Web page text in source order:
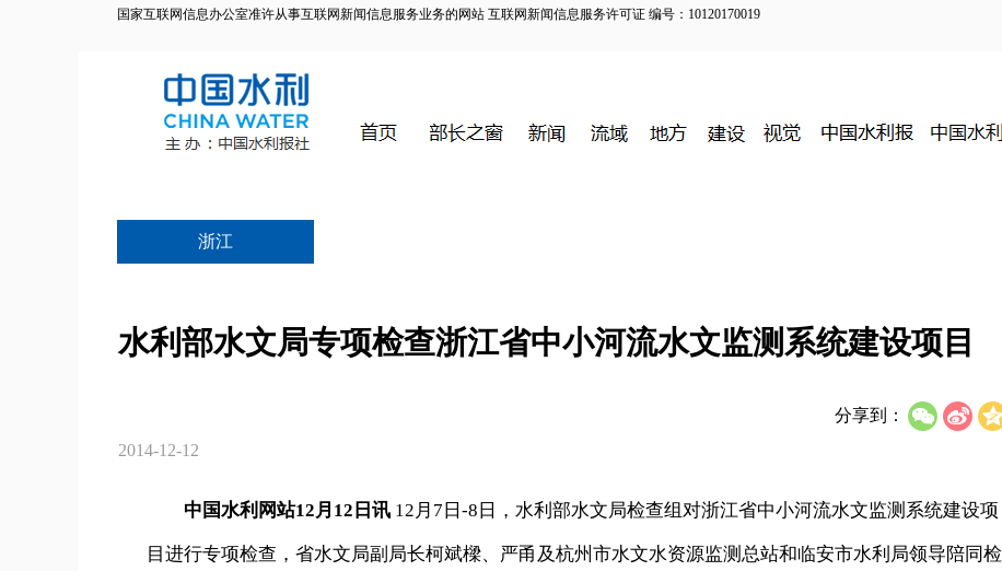
国家互联网信息办公室准许从事互联网新闻信息服务业务的网站 互联网新闻信息服务许可证 编号：10120170019
浙江
水利部水文局专项检查浙江省中小河流水文监测系统建设项目
分享到：
2014-12-12
中国水利网站12月12日讯 12月7日-8日，水利部水文局检查组对浙江省中小河流水文监测系统建设项
目进行专项检查，省水文局副局长柯斌樑、严甬及杭州市水文水资源监测总站和临安市水利局领导陪同检